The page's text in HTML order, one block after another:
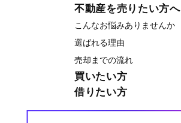
不動産を売りたい方へ
こんなお悩みありませんか
選ばれる理由
売却までの流れ
買いたい方
借りたい方